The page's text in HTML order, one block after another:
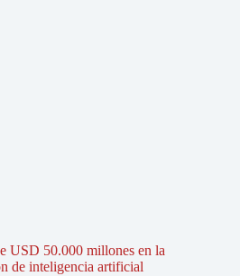
USD 50.000 millones en la
de inteligencia artificial